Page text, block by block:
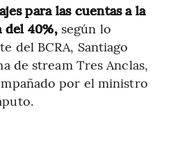
para las cuentas a la
del 40%,según lo
del BCRA, Santiago
de stream Tres Anclas,
por el ministro